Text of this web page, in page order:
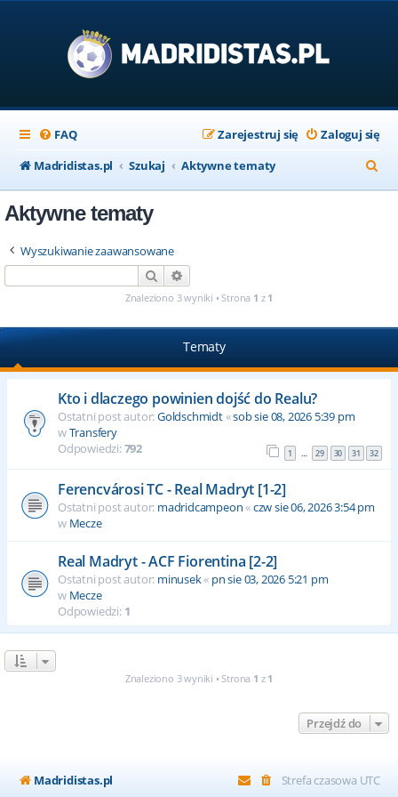
FAQ Zaloguj się
Zarejestruj się
Madridistas.pl
Szukaj Aktywne tematy
z
Aktywne tematy
Wyszukiwanie zaawansowane
Szukaj
Znaleziono 3 wyniki • Strona 1 z 1
Tematy
Kto i dlaczego powinien dojść do Realu?
Ostatni post autor:Goldschmidt«sob sie 08, 2026 5:39 pm
wTransfery
Odpowiedzi:792 1 … 29 30 31 32
Ferencvárosi TC - Real Madryt [1-2]
Ostatni post autor: madridcampeon«czw sie 06, 2026 3:54 pm
w Mecze
Real Madryt - ACF Fiorentina [2-2]
Ostatni post autor: minusek« pn sie 03, 2026 5:21 pm
w Mecze
Odpowiedzi: 1
Znaleziono 3 wyniki • Strona 1 z 1
Przejdź do
Madridistas.pl Strefa czasowa UTC